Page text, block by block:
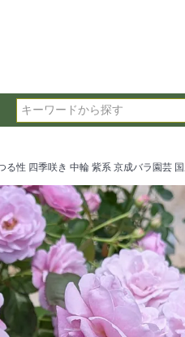
選択した項目全てに該当す
タイプ、カラー、ブランド
性 四季咲き 中輪 紫系 京成バラ園芸